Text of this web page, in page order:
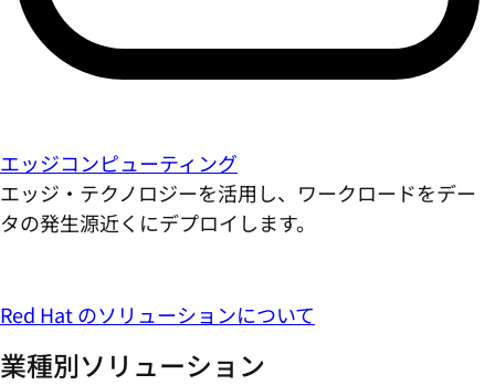
エッジコンピューティング
エッジ・テクノロジーを活用し、ワークロードをデー
タの発生源近くにデプロイします。
Red Hat のソリューションについて
業種別ソリューション